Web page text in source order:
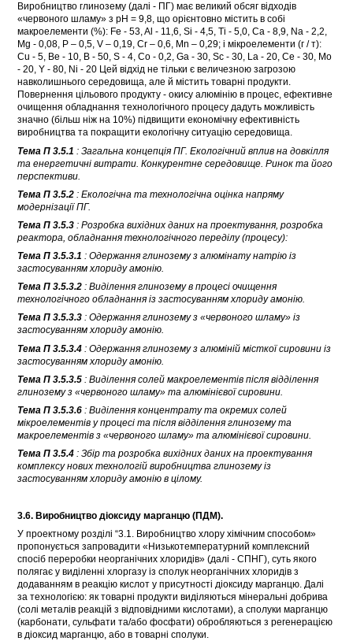
Виробництво глинозему (далі - ПГ) має великий обсяг відходів
«червоного шламу» з pH = 9,8, що орієнтовно містить в собі
макроелементи (%): Fe - 53, Al - 11,6, Si - 4,5, Ti - 5,0, Ca - 8,9, Na - 2,2,
Mg - 0,08, P – 0,5, V – 0,19, Cr – 0,6, Mn – 0,29; і мікроелементи (г / т):
Cu - 5, Be - 10, B - 50, S - 4, Co - 0,2, Ga - 30, Sc - 30, La - 20, Ce - 30, Mo
- 20, Y - 80, Ni - 20 Цей відхід не тільки є величезною загрозою
навколишнього середовища, але й містить товарні продукти.
Повернення цільового продукту - окису алюмінію в процес, ефективне
очищення обладнання технологічного процесу дадуть можливість
значно (більш ніж на 10%) підвищити економічну ефективність
виробництва та покращити екологічну ситуацію середовища.
Тема П 3.5.1 : Загальна концепція ПГ. Екологічний вплив на довкілля
та енергетичні витрати. Конкурентне середовище. Ринок та його
перспективи.
Тема П 3.5.2 : Екологічна та технологічна оцінка напряму
модернізації ПГ.
Тема П 3.5.3 : Розробка вихідних даних на проектування, розробка
реактора, обладнання технологічного переділу (процесу):
Тема П 3.5.3.1 : Одержання глинозему з алюмінату натрію із
застосуванням хлориду амонію.
Тема П 3.5.3.2 : Виділення глинозему в процесі очищення
технологічного обладнання із застосуванням хлориду амонію.
Тема П 3.5.3.3 : Одержання глинозему з «червоного шламу» із
застосуванням хлориду амонію.
Тема П 3.5.3.4 : Одержання глинозему з алюміній місткої сировини із
застосуванням хлориду амонію.
Тема П 3.5.3.5 : Виділення солей макроелементів після відділення
глинозему з «червоного шламу» та алюмінієвої сировини.
Тема П 3.5.3.6 : Виділення концентрату та окремих солей
мікроелементів у процесі та після відділення глинозему та
макроелементів з «червоного шламу» та алюмінієвої сировини.
Тема П 3.5.4 : Збір та розробка вихідних даних на проектування
комплексу нових технологій виробництва глинозему із
застосуванням хлориду амонію в цілому.
3.6. Виробництво діоксиду марганцю (ПДМ).
У проектному розділі “3.1. Виробництво хлору хімічним способом»
пропонується запровадити «Низькотемпературний комплексний
спосіб переробки неорганічних хлоридів» (далі - СПНГ), суть якого
полягає у виділенні хлоргазу із сполук неорганічних хлоридів з
додаванням в реакцію кислот у присутності діоксиду марганцю. Далі
за технологією: як товарні продукти виділяються мінеральні добрива
(солі металів реакцій з відповідними кислотами), а сполуки марганцю
(карбонати, сульфати та/або фосфати) обробляються з регенерацією
в діоксид марганцю, або в товарні сполуки.